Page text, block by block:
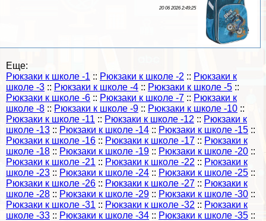
20 06 2026 2:49:25
Еще:
Рюкзаки к школе -1 :: Рюкзаки к школе -2 :: Рюкзаки к
школе -3 :: Рюкзаки к школе -4 :: Рюкзаки к школе -5 ::
Рюкзаки к школе -6 :: Рюкзаки к школе -7 :: Рюкзаки к
школе -8 :: Рюкзаки к школе -9 :: Рюкзаки к школе -10 ::
Рюкзаки к школе -11 :: Рюкзаки к школе -12 :: Рюкзаки к
школе -13 :: Рюкзаки к школе -14 :: Рюкзаки к школе -15 ::
Рюкзаки к школе -16 :: Рюкзаки к школе -17 :: Рюкзаки к
школе -18 :: Рюкзаки к школе -19 :: Рюкзаки к школе -20 ::
Рюкзаки к школе -21 :: Рюкзаки к школе -22 :: Рюкзаки к
школе -23 :: Рюкзаки к школе -24 :: Рюкзаки к школе -25 ::
Рюкзаки к школе -26 :: Рюкзаки к школе -27 :: Рюкзаки к
школе -28 :: Рюкзаки к школе -29 :: Рюкзаки к школе -30 ::
Рюкзаки к школе -31 :: Рюкзаки к школе -32 :: Рюкзаки к
школе -33 :: Рюкзаки к школе -34 :: Рюкзаки к школе -35 ::